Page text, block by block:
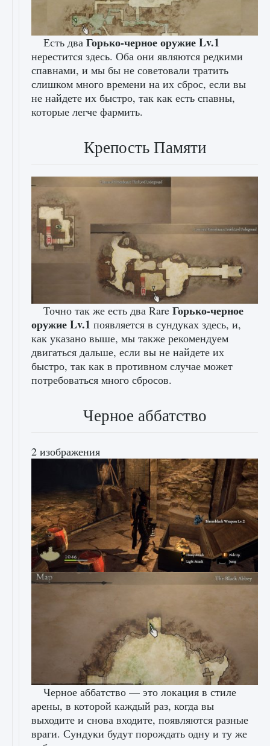
Есть два Горько-черное оружие Lv.1
нерестится здесь. Оба они являются редкими
спавнами, и мы бы не советовали тратить
слишком много времени на их сброс, если вы
не найдете их быстро, так как есть спавны,
которые легче фармить.
Крепость Памяти
Точно так же есть два Rare Горько-черное
оружие Lv.1 появляется в сундуках здесь, и,
как указано выше, мы также рекомендуем
двигаться дальше, если вы не найдете их
быстро, так как в противном случае может
потребоваться много сбросов.
Черное аббатство
2 изображения
Черное аббатство — это локация в стиле
арены, в которой каждый раз, когда вы
выходите и снова входите, появляются разные
враги. Сундуки будут порождать одну и ту же